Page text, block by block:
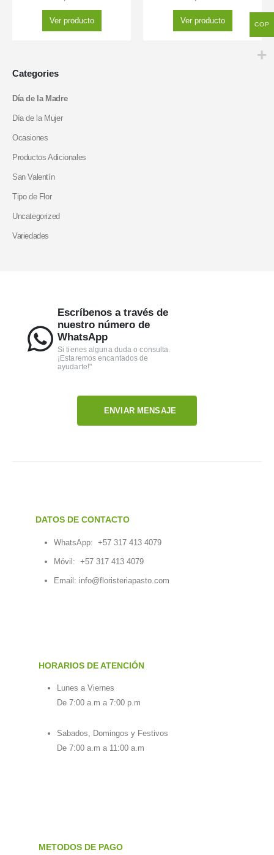
Ver producto Ver producto
Categories
Día de la Madre
Día de la Mujer
Ocasiones
Productos Adicionales
San Valentín
Tipo de Flor
Uncategorized
Variedades
Escríbenos a través de
nuestro número de
WhatsApp
Si tienes alguna duda o consulta.
¡Estaremos encantados de
ayudarte!"
ENVIAR MENSAJE
DATOS DE CONTACTO
WhatsApp: +57 317 413 4079
Móvil: +57 317 413 4079
Email: info@floristeriapasto.com
HORARIOS DE ATENCIÓN
Lunes a Viernes
De 7:00 a.m a 7:00 p.m
Sabados, Domingos y Festivos
De 7:00 a.m a 11:00 a.m
METODOS DE PAGO
COP